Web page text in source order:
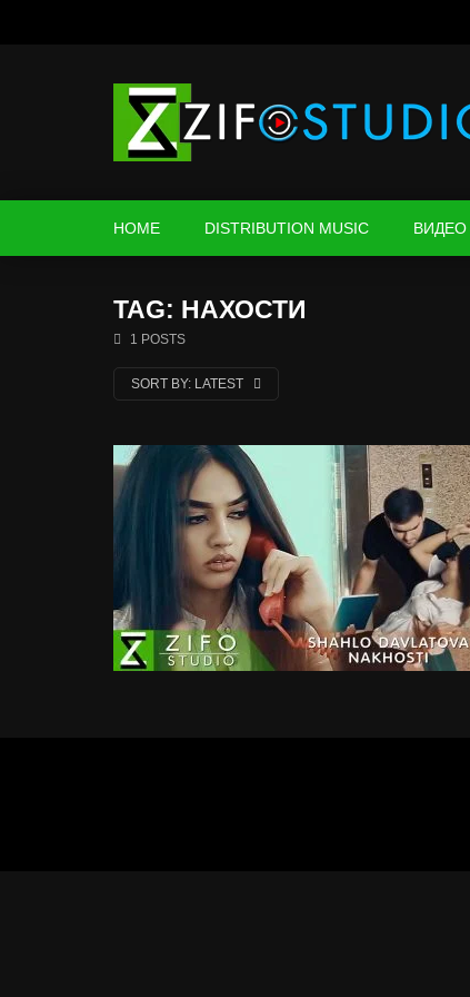
HOME DISTRIBUTION MUSIC ВИДЕО
TAG: НАХОСТИ
1 POSTS
SORT BY: LATEST